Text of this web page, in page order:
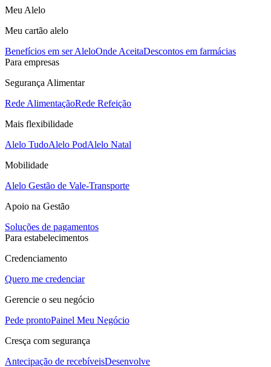
Meu Alelo
Meu cartão alelo
Benefícios em ser AleloOnde AceitaDescontos em farmácias
Para empresas
Segurança Alimentar
Rede AlimentaçãoRede Refeição
Mais flexibilidade
Alelo TudoAlelo PodAlelo Natal
Mobilidade
Alelo Gestão de Vale-Transporte
Apoio na Gestão
Soluções de pagamentos
Para estabelecimentos
Credenciamento
Quero me credenciar
Gerencie o seu negócio
Pede prontoPainel Meu Negócio
Cresça com segurança
Antecipação de recebíveisDesenvolve